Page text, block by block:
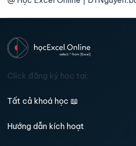
Click đăng ký học tại:
Tất cả khoá học 📖
Hướng dẫn kích hoạt